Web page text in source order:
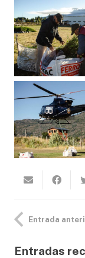
Entrada
Entradas